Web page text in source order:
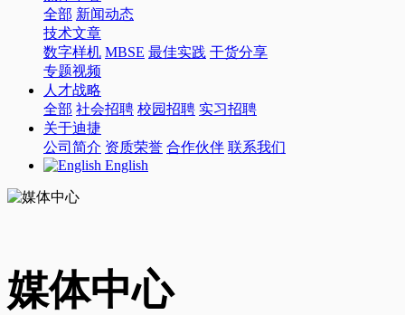
全部 新闻动态
技术文章
数字样机 MBSE 最佳实践 干货分享
专题视频
人才战略
全部 社会招聘 校园招聘 实习招聘
关于迪捷
公司简介 资质荣誉 合作伙伴 联系我们
English
媒体中心